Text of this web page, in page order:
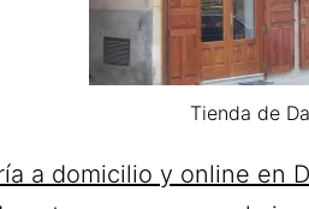
Tienda de
a domicilio y online en